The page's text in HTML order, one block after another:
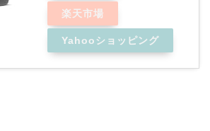
楽天市場
Yahooショッピング